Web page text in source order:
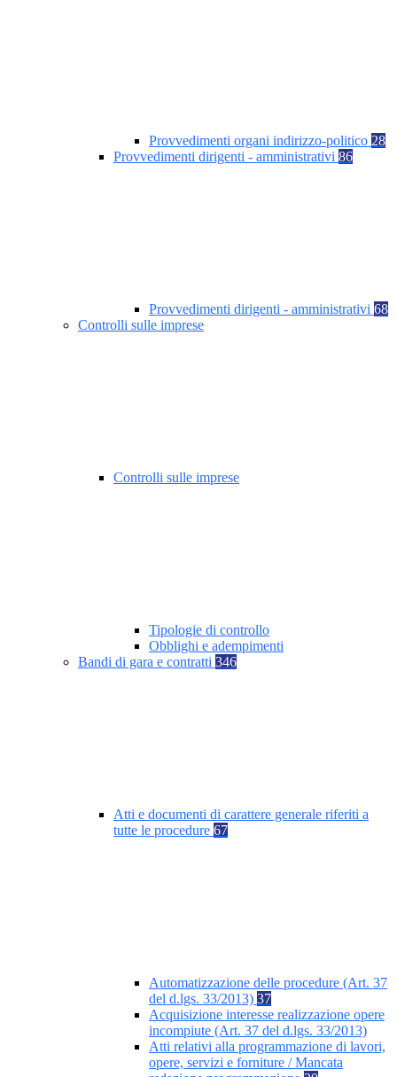
Provvedimenti organi indirizzo-politico 28
Provvedimenti dirigenti - amministrativi 86
Provvedimenti dirigenti - amministrativi 68
Controlli sulle imprese
Controlli sulle imprese
Tipologie di controllo
Obblighi e adempimenti
Bandi di gara e contratti 346
Atti e documenti di carattere generale riferiti a
tutte le procedure 67
Automatizzazione delle procedure (Art. 37
del d.lgs. 33/2013) 37
Acquisizione interesse realizzazione opere
incompiute (Art. 37 del d.lgs. 33/2013)
Atti relativi alla programmazione di lavori,
opere, servizi e forniture / Mancata